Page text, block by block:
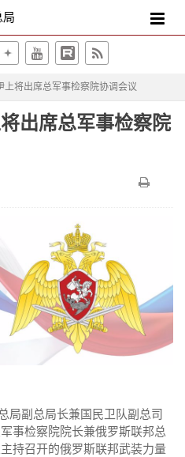
局
上将出席总军事检察院协调会议
出席总军事检察院
局副总局长兼国民卫队副总司
事检察院院长兼俄罗斯联邦总
持召开的俄罗斯联邦武装力量